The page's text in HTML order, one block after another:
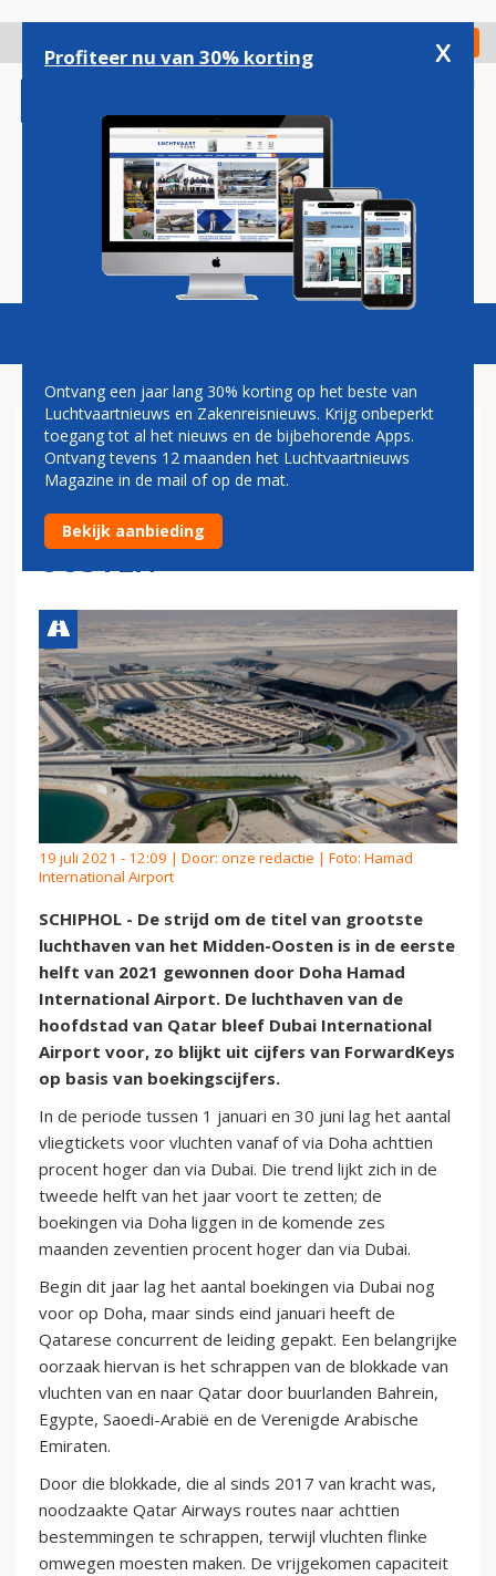
gaan
Check in
Magazine Podcasts Vacatures
DOHA INTERNATIONAL
AIRPORT DRUKSTE
LUCHTHAVEN MIDDEN-
OOSTEN
19 juli 2021 - 12:09 | Door: onze redactie | Foto: Hamad
International Airport
SCHIPHOL - De strijd om de titel van grootste
luchthaven van het Midden-Oosten is in de eerste
helft van 2021 gewonnen door Doha Hamad
International Airport. De luchthaven van de
hoofdstad van Qatar bleef Dubai International
Airport voor, zo blijkt uit cijfers van ForwardKeys
op basis van boekingscijfers.
In de periode tussen 1 januari en 30 juni lag het aantal
vliegtickets voor vluchten vanaf of via Doha achttien
procent hoger dan via Dubai. Die trend lijkt zich in de
tweede helft van het jaar voort te zetten; de
boekingen via Doha liggen in de komende zes
maanden zeventien procent hoger dan via Dubai.
Begin dit jaar lag het aantal boekingen via Dubai nog
voor op Doha, maar sinds eind januari heeft de
Qatarese concurrent de leiding gepakt. Een belangrijke
oorzaak hiervan is het schrappen van de blokkade van
vluchten van en naar Qatar door buurlanden Bahrein,
Egypte, Saoedi-Arabië en de Verenigde Arabische
Emiraten.
Door die blokkade, die al sinds 2017 van kracht was,
noodzaakte Qatar Airways routes naar achttien
bestemmingen te schrappen, terwijl vluchten flinke
omwegen moesten maken. De vrijgekomen capaciteit
Profiteer nu van 30% korting x
Ontvang een jaar lang 30% korting op het beste van
Luchtvaartnieuws en Zakenreisnieuws. Krijg onbeperkt
toegang tot al het nieuws en de bijbehorende Apps.
Ontvang tevens 12 maanden het Luchtvaartnieuws
Magazine in de mail of op de mat.
Bekijk aanbieding